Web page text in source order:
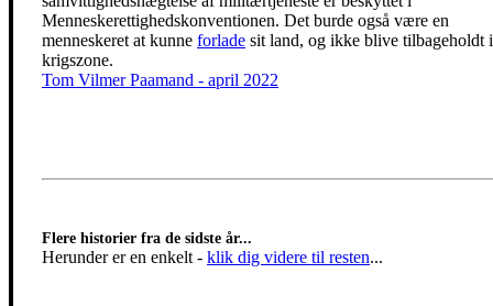
Menneskerettighedskonventionen. Det burde også være en
menneskeret at kunne forlade sit land, og ikke blive tilbageholdt
krigszone.
Tom Vilmer Paamand - april 2022
Flere historier fra de sidste år...
Herunder er en enkelt - klik dig videre til resten...